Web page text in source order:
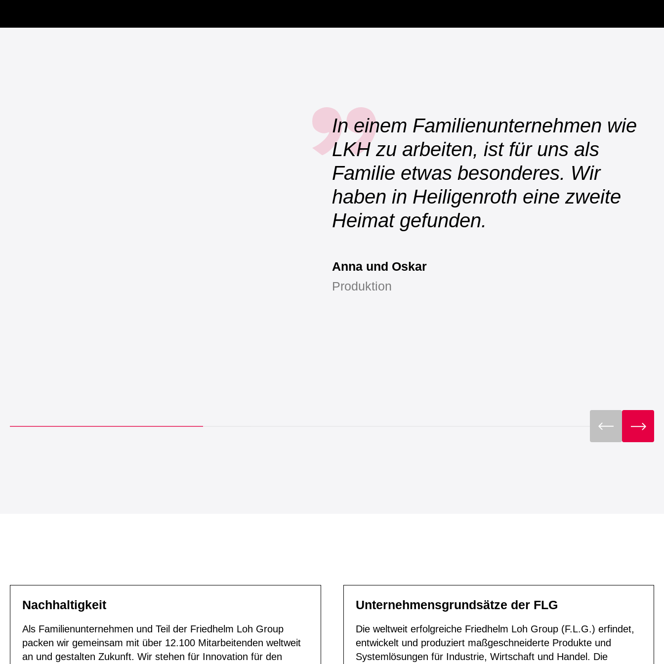
In einem Familienunternehmen wie
LKH zu arbeiten, ist für uns als
Familie etwas besonderes. Wir
haben in Heiligenroth eine zweite
Heimat gefunden.
Anna und Oskar
Produktion
Nachhaltigkeit
Als Familienunternehmen und Teil der Friedhelm Loh Group
packen wir gemeinsam mit über 12.100 Mitarbeitenden weltweit
an und gestalten Zukunft. Wir stehen für Innovation für den
Unternehmensgrundsätze der FLG
Die weltweit erfolgreiche Friedhelm Loh Group (F.L.G.) erfindet,
entwickelt und produziert maßgeschneiderte Produkte und
Systemlösungen für Industrie, Wirtschaft und Handel. Die